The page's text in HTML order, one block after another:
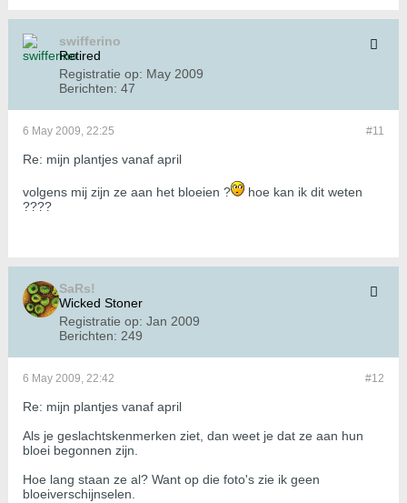
swifferino
Retired
Registratie op: May 2009
Berichten: 47
#11
6 May 2009, 22:25
Re: mijn plantjes vanaf april
volgens mij zijn ze aan het bloeien ?
hoe kan ik dit weten
????
SaRs!
Wicked Stoner
Registratie op: Jan 2009
Berichten: 249
#12
6 May 2009, 22:42
Re: mijn plantjes vanaf april
Als je geslachtskenmerken ziet, dan weet je dat ze aan hun
bloei begonnen zijn.
Hoe lang staan ze al? Want op die foto's zie ik geen
bloeiverschijnselen.